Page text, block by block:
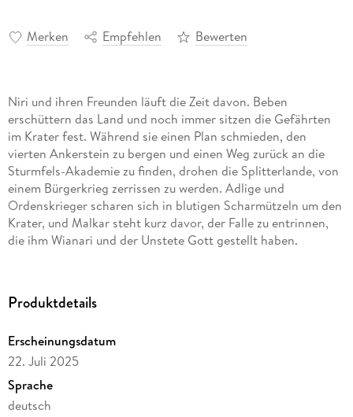
Merken Empfehlen Bewerten
Niri und ihren Freunden läuft die Zeit davon. Beben
erschüttern das Land und noch immer sitzen die Gefährten
im Krater fest. Während sie einen Plan schmieden, den
vierten Ankerstein zu bergen und einen Weg zurück an die
Sturmfels-Akademie zu finden, drohen die Splitterlande, von
einem Bürgerkrieg zerrissen zu werden. Adlige und
Ordenskrieger scharen sich in blutigen Scharmützeln um den
Krater, und Malkar steht kurz davor, der Falle zu entrinnen,
die ihm Wianari und der Unstete Gott gestellt haben.
gelangen und die verschmähte Sigille Shalvinhurs zu
vernichten, bevor sie in die Hände eines gierigen Adligen,
Gottes fällt. . .
Ebenfalls erhältlich:
Band 1 - Der Turm der Bettler
Produktdetails
Erscheinungsdatum
22. Juli 2025
Sprache
deutsch